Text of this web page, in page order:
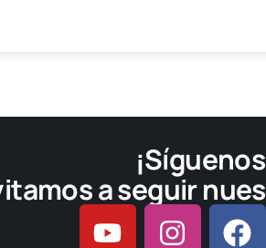
a seguir